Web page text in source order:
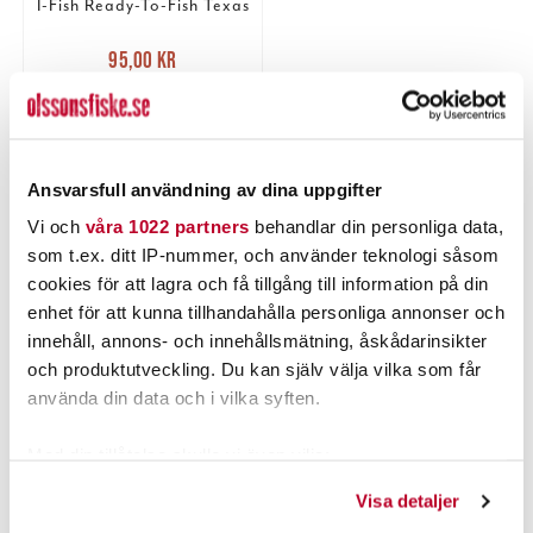
Ansvarsfull användning av dina uppgifter
Vi och våra 1022 partners behandlar din personliga data,
som t.ex. ditt IP-nummer, och använder teknologi såsom
cookies för att lagra och få tillgång till information på din
enhet för att kunna tillhandahålla personliga annonser och
innehåll, annons- och innehållsmätning, åskådarinsikter
och produktutveckling. Du kan själv välja vilka som får
använda din data och i vilka syften.
Visa detaljer
I-Fish Ready-To-Fish Texas
Nuvarande pris
95,00 krTidigare pris
120,00 kr
95,00 kr
FLER ÄN 6 ST KVAR
PRODUKTBESKRIVNING